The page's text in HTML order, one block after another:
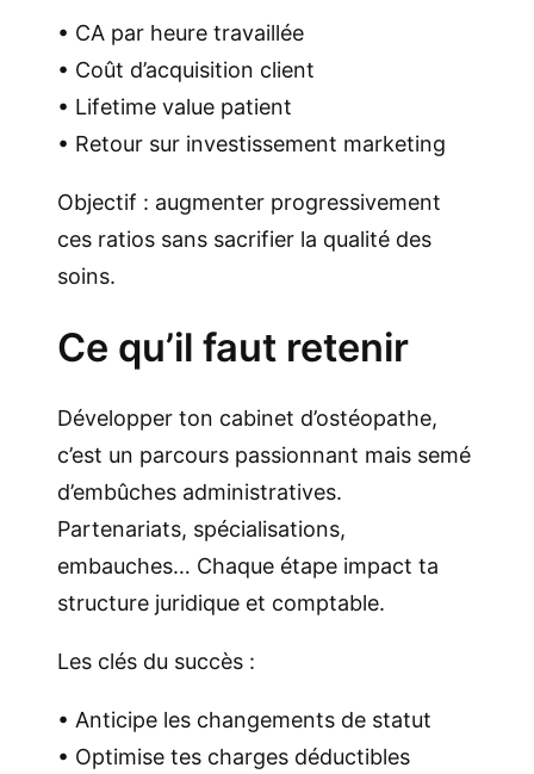
• CA par heure travaillée
• Coût d’acquisition client
• Lifetime value patient
• Retour sur investissement marketing
Objectif : augmenter progressivement
ces ratios sans sacrifier la qualité des
soins.
Ce qu’il faut retenir
Développer ton cabinet d’ostéopathe,
c’est un parcours passionnant mais semé
d’embûches administratives.
Partenariats, spécialisations,
embauches… Chaque étape impact ta
structure juridique et comptable.
Les clés du succès :
• Anticipe les changements de statut
• Optimise tes charges déductibles